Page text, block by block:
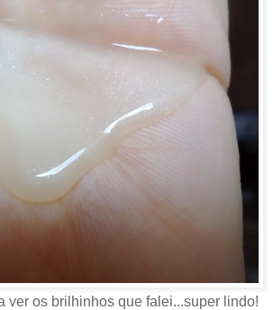
ver os brilhinhos que falei...super lindo!